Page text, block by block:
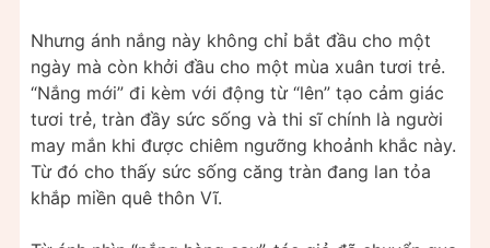
Nhưng ánh nắng này không chỉ bắt đầu cho một
ngày mà còn khởi đầu cho một mùa xuân tươi trẻ.
“Nắng mới” đi kèm với động từ “lên” tạo cảm giác
tươi trẻ, tràn đầy sức sống và thi sĩ chính là người
may mắn khi được chiêm ngưỡng khoảnh khắc này.
Từ đó cho thấy sức sống căng tràn đang lan tỏa
khắp miền quê thôn Vĩ.